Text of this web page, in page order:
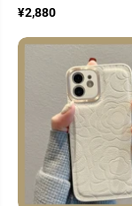
¥2,880